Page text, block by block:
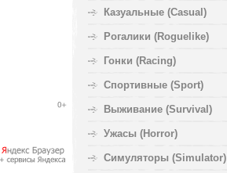
Казуальные (Casual)
Рогалики (Roguelike)
Гонки (Racing)
Спортивные (Sport)
Выживание (Survival)
Ужасы (Horror)
Симуляторы (Simulator)